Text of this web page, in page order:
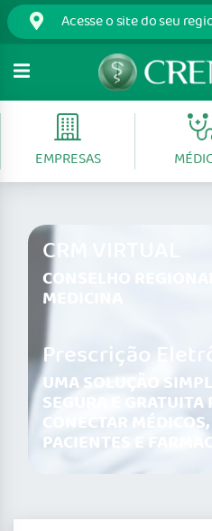
EMPRESAS
CRM VIRTUAL
CONSELHO REGIONAL
MEDICINA
Prescrição
UMA SOLUÇÃO
SEGURA E GRATUITA
CONECTAR MÉDICOS,
PACIENTES E